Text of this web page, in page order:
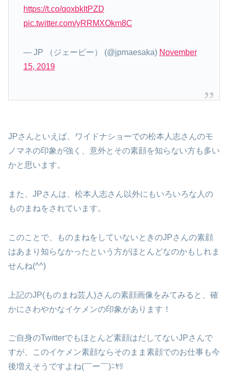
https://t.co/qoxbkItPZD
pic.twitter.com/yRRMXOkm8C
— JP （ジェーピー） (@jpmaesaka) November
15, 2019
JPさんといえば、ワイドナショーでの松本人志さんのモ
ノマネの印象が強く、意外とその素顔を知らない方も多い
かと思います。
また、JPさんは、松本人志さん以外にもいろいろな人の
ものまねをされています。
このことで、ものまねをしていないときのJPさんの素顔
はあまり知らなかったという方がほとんどなのかもしれま
せんね(^^)
上記のJP(ものまね芸人)さんの素顔画像をみてみると、確
かにさわやかなイケメンの印象があります！
ご自身のTwitterでもほとんど素顔はだしてないJPさんで
すが、このイケメン素顔ならそのまま素顔でのお仕事も今
後増えそうですよね(￣ー￣)ﾆﾔﾘ